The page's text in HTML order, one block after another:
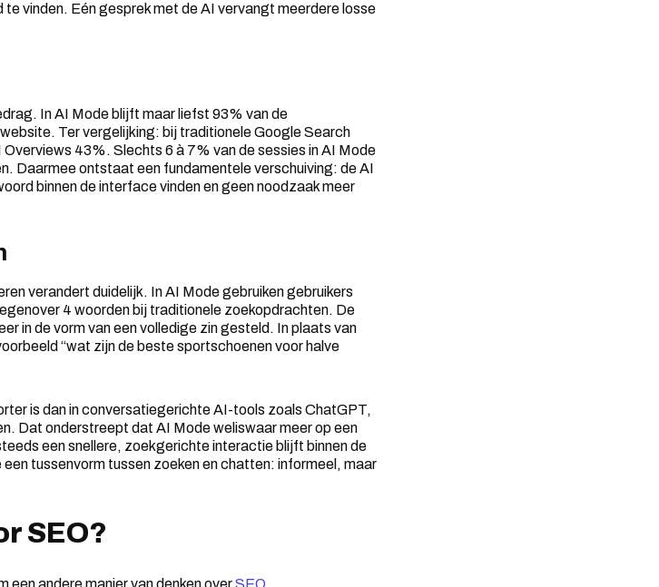
te vinden. Eén gesprek met de AI vervangt meerdere losse
In AI Mode blijft maar liefst 93% van de
Ter vergelijking: bij traditionele Google Search
43%. Slechts 6 à 7% van de sessies in AI Mode
Daarmee ontstaat een fundamentele verschuiving: de AI
binnen de interface vinden en geen noodzaak meer
verandert duidelijk. In AI Mode gebruiken gebruikers
4 woorden bij traditionele zoekopdrachten. De
in de vorm van een volledige zin gesteld. In plaats van
“wat zijn de beste sportschoenen voor halve
is dan in conversatiegerichte AI-tools zoals ChatGPT,
Dat onderstreept dat AI Mode weliswaar meer op een
een snellere, zoekgerichte interactie blijft binnen de
tussenvorm tussen zoeken en chatten: informeel, maar
SEO?